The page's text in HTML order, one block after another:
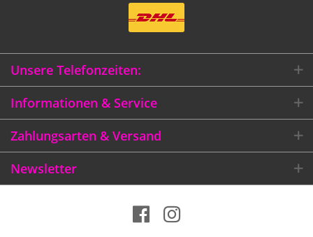
Unsere Telefonzeiten:
Informationen & Service
Zahlungsarten & Versand
Newsletter